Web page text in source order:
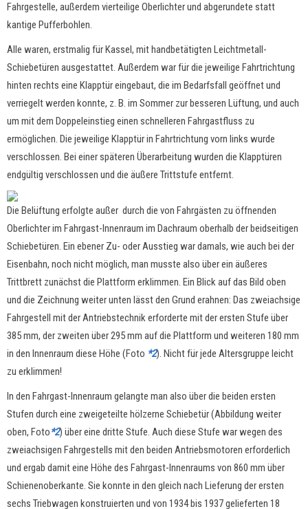
Fahrgestelle, außerdem vierteilige Oberlichter und abgerundete statt
kantige Pufferbohlen.
Alle waren, erstmalig für Kassel, mit handbetätigten Leichtmetall-
Schiebetüren ausgestattet. Außerdem war für die jeweilige Fahrtrichtung
hinten rechts eine Klapptür eingebaut, die im Bedarfsfall geöffnet und
verriegelt werden konnte, z. B. im Sommer zur besseren Lüftung, und auch
um mit dem Doppeleinstieg einen schnelleren Fahrgastfluss zu
ermöglichen. Die jeweilige Klapptür in Fahrtrichtung vorn links wurde
verschlossen. Bei einer späteren Überarbeitung wurden die Klapptüren
endgültig verschlossen und die äußere Trittstufe entfernt.
Die Belüftung erfolgte außer durch die von Fahrgästen zu öffnenden
Oberlichter im Fahrgast-Innenraum im Dachraum oberhalb der beidseitigen
Schiebetüren. Ein ebener Zu- oder Ausstieg war damals, wie auch bei der
Eisenbahn, noch nicht möglich, man musste also über ein äußeres
Trittbrett zunächst die Plattform erklimmen. Ein Blick auf das Bild oben
und die Zeichnung weiter unten lässt den Grund erahnen: Das zweiachsige
Fahrgestell mit der Antriebstechnik erforderte mit der ersten Stufe über
385 mm, der zweiten über 295 mm auf die Plattform und weiteren 180 mm
in den Innenraum diese Höhe (Foto *2). Nicht für jede Altersgruppe leicht
zu erklimmen!
In den Fahrgast-Innenraum gelangte man also über die beiden ersten
Stufen durch eine zweigeteilte hölzerne Schiebetür (Abbildung weiter
oben, Foto*2) über eine dritte Stufe. Auch diese Stufe war wegen des
zweiachsigen Fahrgestells mit den beiden Antriebsmotoren erforderlich
und ergab damit eine Höhe des Fahrgast-Innenraums von 860 mm über
Schienenoberkante. Sie konnte in den gleich nach Lieferung der ersten
sechs Triebwagen konstruierten und von 1934 bis 1937 gelieferten 18